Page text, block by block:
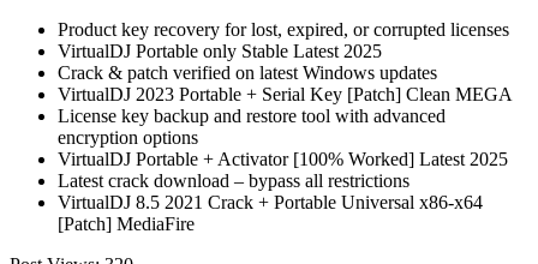
Product key recovery for lost, expired, or corrupted licenses
VirtualDJ Portable only Stable Latest 2025
Crack & patch verified on latest Windows updates
VirtualDJ 2023 Portable + Serial Key [Patch] Clean MEGA
License key backup and restore tool with advanced
encryption options
VirtualDJ Portable + Activator [100% Worked] Latest 2025
Latest crack download – bypass all restrictions
VirtualDJ 8.5 2021 Crack + Portable Universal x86-x64
[Patch] MediaFire